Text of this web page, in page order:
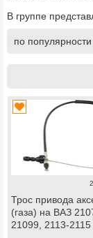
В группе
по популярности
Трос привода
(газа) на ВАЗ
21099, 2113-2115